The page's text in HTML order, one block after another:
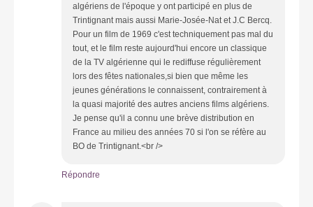
algériens de l'époque y ont participé en plus de
Trintignant mais aussi Marie-Josée-Nat et J.C Bercq.
Pour un film de 1969 c'est techniquement pas mal du
tout, et le film reste aujourd'hui encore un classique
de la TV algérienne qui le rediffuse régulièrement
lors des fêtes nationales,si bien que même les
jeunes générations le connaissent, contrairement à
la quasi majorité des autres anciens films algériens.
Je pense qu'il a connu une brève distribution en
France au milieu des années 70 si l'on se réfère au
BO de Trintignant.<br />
Répondre